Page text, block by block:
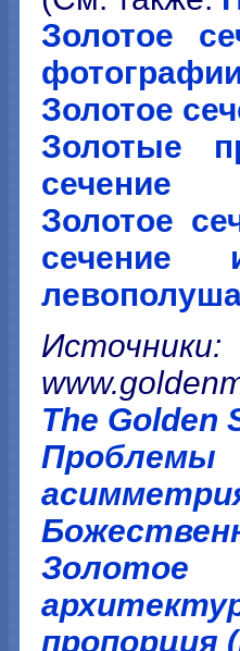
Золотое
Золотое
Золотые
сечение
Золотое
сечение
Источники:
The Golden
Золотое
пропорция